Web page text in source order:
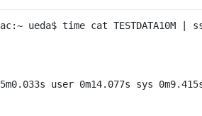
ueda$ time cat TESTDATA10M
user 0m14.077s sys